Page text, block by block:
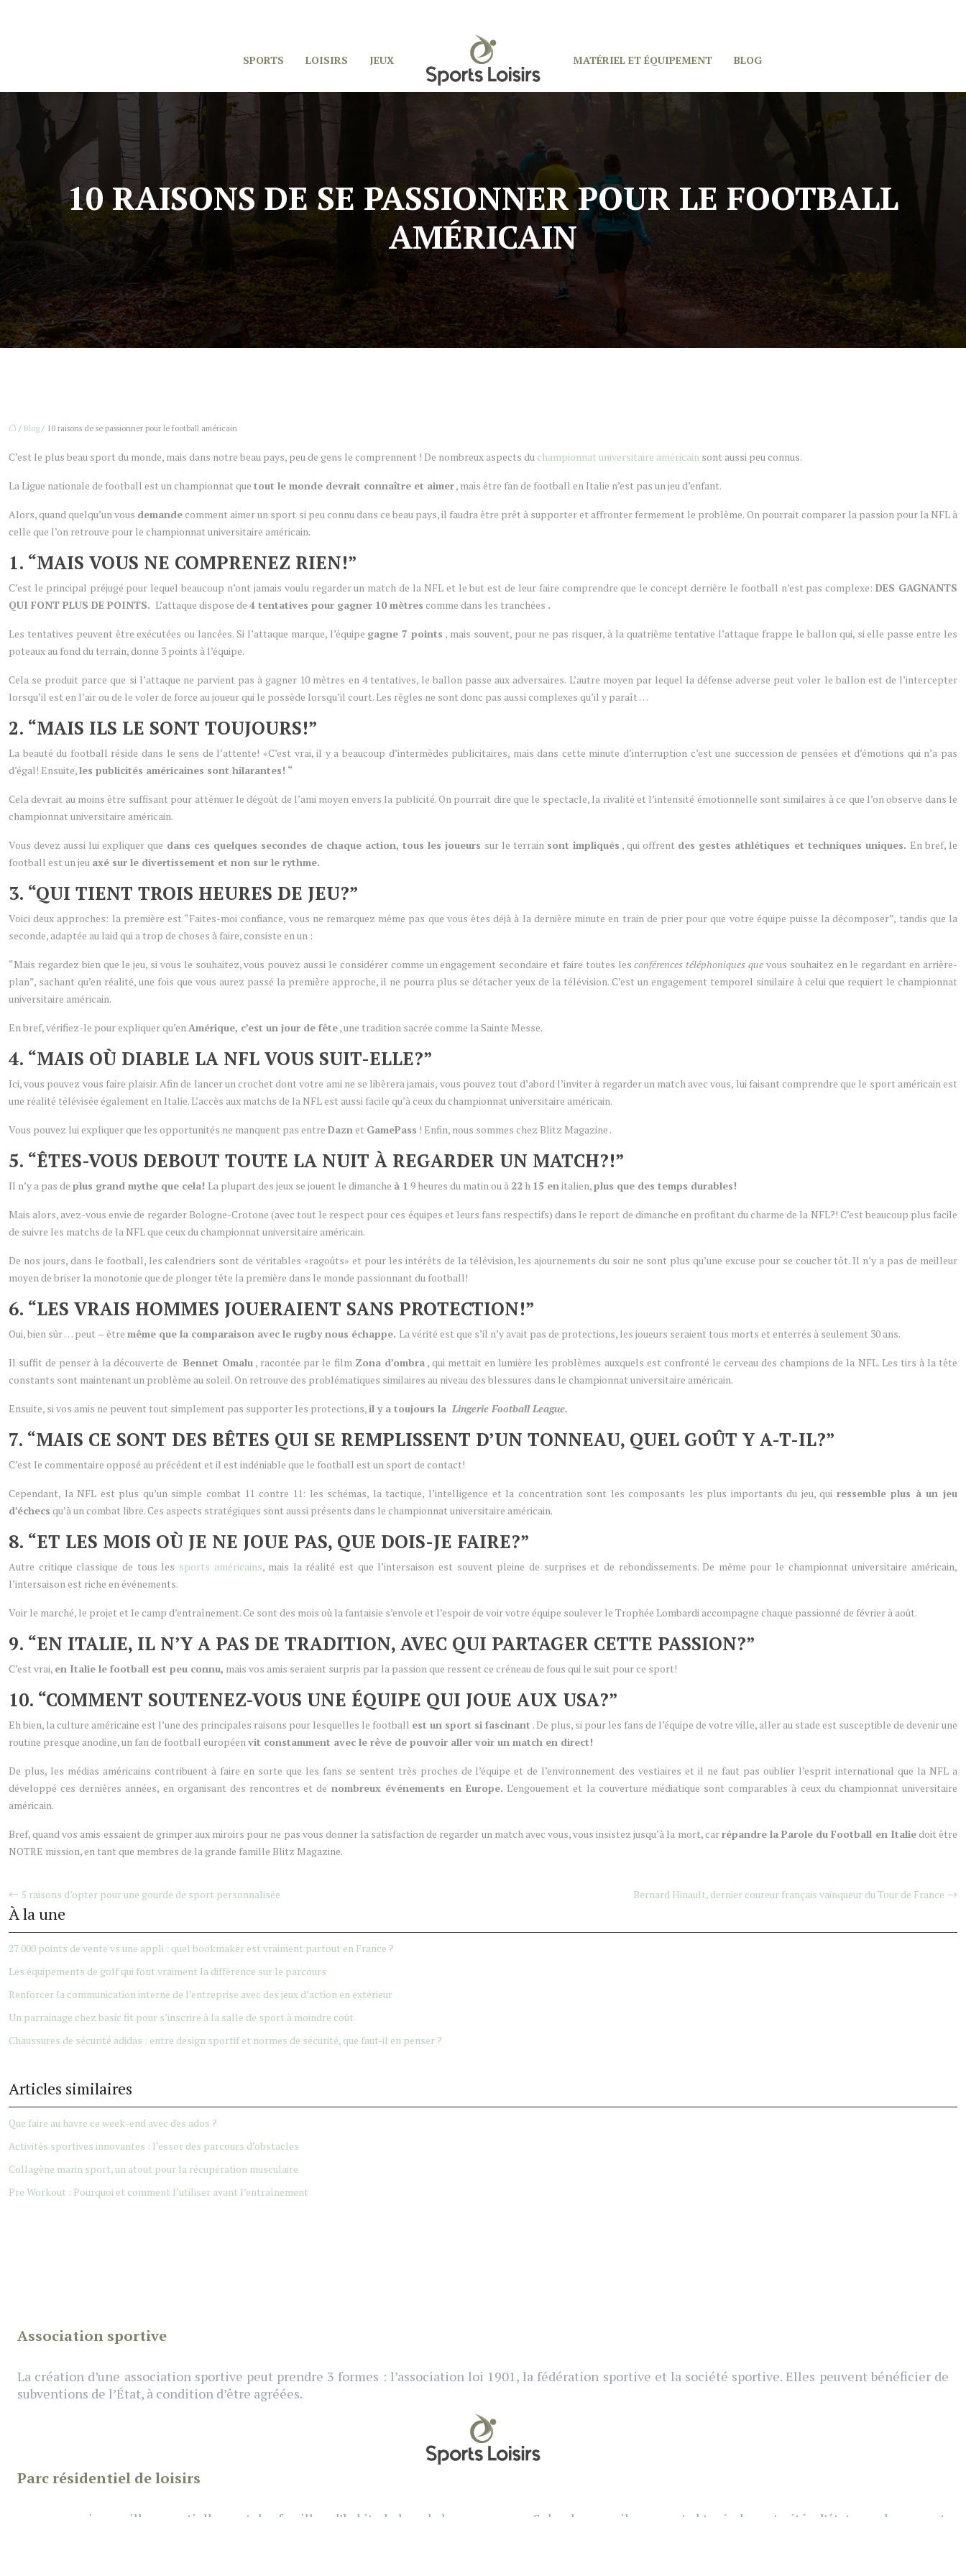
JEUX
LOISIRS
SPORTS MATÉRIEL ET ÉQUIPEMENT BLOG
10 RAISONS DE SE PASSIONNER POUR LE FOOTBALL
AMÉRICAIN
/ Blog/ 10 raisons de se passionner pour le football américain
C’est le plus beau sport du monde, mais dans notre beau pays, peu de gens le comprennent ! De nombreux aspects du championnat universitaire américain sont aussi peu connus.
La Ligue nationale de football est un championnat que tout le monde devrait connaître et aimer, mais être fan de football en Italie n’est pas un jeu d’enfant.
Alors, quand quelqu’un vous demandecomment aimer un sport si peu connu dans ce beau pays, il faudra être prêt à supporter et affronter fermement le problème. On pourrait comparer la passion pour la NFL à
celle que l’on retrouve pour le championnat universitaire américain.
1. “MAIS VOUS NE COMPRENEZ RIEN!”
C’est le principal préjugé pour lequel beaucoup n’ont jamais voulu regarder un match de la NFL et le but est de leur faire comprendre que le concept derrière le football n’est pas complexe:DES GAGNANTS
QUI FONT PLUS DE POINTS. L’attaque dispose de 4 tentatives pour gagner 10 mètres comme dans les tranchées .
Les tentatives peuvent être exécutées ou lancées. Si l’attaque marque, l’équipe gagne 7 points , mais souvent, pour ne pas risquer, à la quatrième tentative l’attaque frappe le ballon qui, si elle passe entre les
poteaux au fond du terrain, donne 3 points à l’équipe.
Cela se produit parce que si l’attaque ne parvient pas à gagner 10 mètres en 4 tentatives, le ballon passe aux adversaires. L’autre moyen par lequel la défense adverse peut voler le ballon est de l’intercepter
lorsqu’il est en l’air ou de le voler de force au joueur qui le possède lorsqu’il court. Les règles ne sont donc pas aussi complexes qu’il y paraît …
2. “MAIS ILS LE SONT TOUJOURS!”
La beauté du football réside dans le sens de l’attente! «C’est vrai, il y a beaucoup d’intermèdes publicitaires, mais dans cette minute d’interruption c’est une succession de pensées et d’émotions qui n’a pas
d’égal! Ensuite,les publicités américaines sont hilarantes! “
Cela devrait au moins être suffisant pour atténuer le dégoût de l’ami moyen envers la publicité. On pourrait dire que le spectacle, la rivalité et l’intensité émotionnelle sont similaires à ce que l’on observe dans le
championnat universitaire américain.
Vous devez aussi lui expliquer que dans ces quelques secondes de chaque action, tous les joueurs sur le terrain sont impliqués , qui offrent des gestes athlétiques et techniques uniques. En bref, le
football est un jeu axé sur le divertissement et non sur le rythme.
3. “QUI TIENT TROIS HEURES DE JEU?”
Voici deux approches: la première est “Faites-moi confiance, vous ne remarquez même pas que vous êtes déjà à la dernière minute en train de prier pour que votre équipe puisse la décomposer”, tandis que la
seconde, adaptée au laid qui a trop de choses à faire, consiste en un :
“Mais regardez bien que le jeu, si vous le souhaitez, vous pouvez aussi le considérer comme un engagement secondaire et faire toutes lesconférences téléphoniques que vous souhaitez en le regardant en arrière-
plan”, sachant qu’en réalité, une fois que vous aurez passé la première approche, il ne pourra plus se détacher yeux de la télévision. C’est un engagement temporel similaire à celui que requiert le championnat
universitaire américain.
En bref, vérifiez-le pour expliquer qu’enAmérique, c’est un jour de fête, une tradition sacrée comme la Sainte Messe.
4. “MAIS OÙ DIABLE LA NFL VOUS SUIT-ELLE?”
Ici, vous pouvez vous faire plaisir. Afin de lancer un crochet dont votre ami ne se libèrera jamais, vous pouvez tout d’abord l’inviter à regarder un match avec vous, lui faisant comprendre que le sport américain est
une réalité télévisée également en Italie. L’accès aux matchs de la NFL est aussi facile qu’à ceux du championnat universitaire américain.
Vous pouvez lui expliquer que les opportunités ne manquent pas entre Daznet GamePass ! Enfin, nous sommes chez Blitz Magazine .
5. “ÊTES-VOUS DEBOUT TOUTE LA NUIT À REGARDER UN MATCH?!”
Il n’y a pas de plus grand mythe que cela! La plupart des jeux se jouent le dimanche à 1 9 heures du matin ou à 22 h 15 enitalien,plus que des temps durables!
Mais alors, avez-vous envie de regarder Bologne-Crotone (avec tout le respect pour ces équipes et leurs fans respectifs) dans le report de dimanche en profitant du charme de la NFL?! C’est beaucoup plus facile
de suivre les matchs de la NFL que ceux du championnat universitaire américain.
De nos jours, dans le football, les calendriers sont de véritables «ragoûts» et pour les intérêts de la télévision, les ajournements du soir ne sont plus qu’une excuse pour se coucher tôt. Il n’y a pas de meilleur
moyen de briser la monotonie que de plonger tête la première dans le monde passionnant du football!
6. “LES VRAIS HOMMES JOUERAIENT SANS PROTECTION!”
Oui, bien sûr … peut – être même que la comparaison avec le rugby nous échappe. La vérité est que s’il n’y avait pas de protections, les joueurs seraient tous morts et enterrés à seulement 30 ans.
Il suffit de penser à la découverte de Bennet Omalu , racontée par le film Zona d’ombra, qui mettait en lumière les problèmes auxquels est confronté le cerveau des champions de la NFL. Les tirs à la tête
constants sont maintenant un problème au soleil. On retrouve des problématiques similaires au niveau des blessures dans le championnat universitaire américain.
Ensuite, si vos amis ne peuvent tout simplement pas supporter les protections,il y a toujours la Lingerie Football League.
7. “MAIS CE SONT DES BÊTES QUI SE REMPLISSENT D’UN TONNEAU, QUEL GOÛT Y A-T-IL?”
C’est le commentaire opposé au précédent et il est indéniable que le football est un sport de contact!
Cependant, la NFL est plus qu’un simple combat 11 contre 11: les schémas, la tactique, l’intelligence et la concentration sont les composants les plus importants du jeu, qui ressemble plus à un jeu
d’échecs qu’à un combat libre. Ces aspects stratégiques sont aussi présents dans le championnat universitaire américain.
8. “ET LES MOIS OÙ JE NE JOUE PAS, QUE DOIS-JE FAIRE?”
Autre critique classique de tous les sports américains, mais la réalité est que l’intersaison est souvent pleine de surprises et de rebondissements. De même pour le championnat universitaire américain,
l’intersaison est riche en événements.
Voir le marché, le projet et le camp d’entraînement. Ce sont des mois où la fantaisie s’envole et l’espoir de voir votre équipe soulever le Trophée Lombardi accompagne chaque passionné de février à août.
9. “EN ITALIE, IL N’Y A PAS DE TRADITION, AVEC QUI PARTAGER CETTE PASSION?”
C’est vrai, en Italie le football est peu connu, mais vos amis seraient surpris par la passion que ressent ce créneau de fous qui le suit pour ce sport!
10. “COMMENT SOUTENEZ-VOUS UNE ÉQUIPE QUI JOUE AUX USA?”
Eh bien, la culture américaine est l’une des principales raisons pour lesquelles le football est un sport si fascinant . De plus, si pour les fans de l’équipe de votre ville, aller au stade est susceptible de devenir une
routine presque anodine, un fan de football européenvit constamment avec le rêve de pouvoir aller voir un match en direct!
De plus, les médias américains contribuent à faire en sorte que les fans se sentent très proches de l’équipe et de l’environnement des vestiaires et il ne faut pas oublier l’esprit international que la NFL a
développé ces dernières années, en organisant des rencontres et de nombreux événements en Europe. L’engouement et la couverture médiatique sont comparables à ceux du championnat universitaire
américain.
Bref, quand vos amis essaient de grimper aux miroirs pour ne pas vous donner la satisfaction de regarder un match avec vous, vous insistez jusqu’à la mort, carrépandre la Parole du Football en Italiedoit être
NOTRE mission, en tant que membres de la grande famille Blitz Magazine.
5 raisons d’opter pour une gourde de sport personnalisée Bernard Hinault, dernier coureur français vainqueur du Tour de France
À la une
27 000 points de vente vs une appli : quel bookmaker est vraiment partout en France ?
Les équipements de golf qui font vraiment la différence sur le parcours
Renforcer la communication interne de l’entreprise avec des jeux d’action en extérieur
Un parrainage chez basic fit pour s’inscrire à la salle de sport à moindre coût
Chaussures de sécurité adidas : entre design sportif et normes de sécurité, que faut-il en penser ?
Articles similaires
Que faire au havre ce week-end avec des ados ?
Activités sportives innovantes : l’essor des parcours d’obstacles
Collagène marin sport, un atout pour la récupération musculaire
Pre Workout : Pourquoi et comment l’utiliser avant l’entraînement
Association sportive
La création d’une association sportive peut prendre 3 formes : l’association loi 1901, la fédération sportive et la société sportive. Elles peuvent bénéficier de
subventions de l’État, à condition d’être agréées.
Parc résidentiel de loisirs
vacances qui accueille essentiellement des familles, d’habitude lors de leurs vacances. Selon les pays ils peuvent obtenir des autorités d’états un classement,